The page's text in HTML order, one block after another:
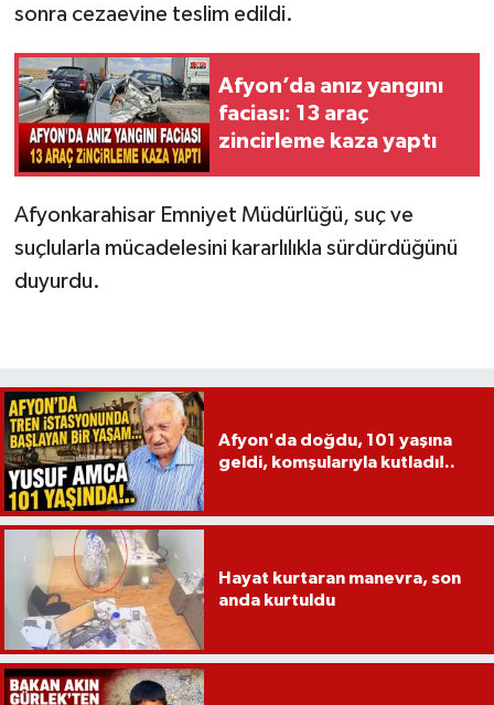
sonra cezaevine teslim edildi.
Afyon’da anız yangını
faciası: 13 araç
zincirleme kaza yaptı
Afyonkarahisar Emniyet Müdürlüğü, suç ve
suçlularla mücadelesini kararlılıkla sürdürdüğünü
duyurdu.
Afyon'da doğdu, 101 yaşına
geldi, komşularıyla kutladı!..
Hayat kurtaran manevra, son
anda kurtuldu